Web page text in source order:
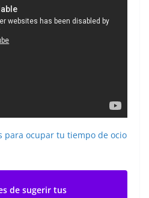
para ocupar tu tiempo de ocio
de sugerir tus